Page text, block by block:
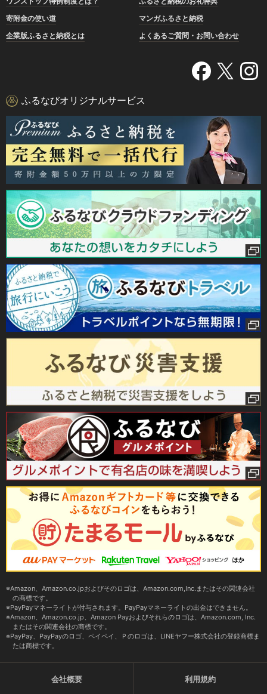
寄附金の使い道
マンガふるさと納税
企業版ふるさと納税とは
よくあるご質問・お問い合わせ
ふるなびオリジナルサービス
Amazon、Amazon.co.jpおよびそのロゴは、Amazon.com,Inc.またはその関連会社
の商標です。
PayPayマネーライトが付与されます。PayPayマネーライトの出金はできません。
Amazon、Amazon.co.jp、Amazon Payおよびそれらのロゴは、Amazon.com, Inc.
またはその関連会社の商標です。
PayPay、PayPayのロゴ、ペイペイ、Ｐのロゴは、LINEヤフー株式会社の登録商標ま
たは商標です。
会社概要 利用規約